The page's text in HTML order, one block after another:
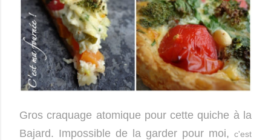
Gros craquage atomique pour cette quiche à la
Bajard. Impossible de la garder pour moi, c'est